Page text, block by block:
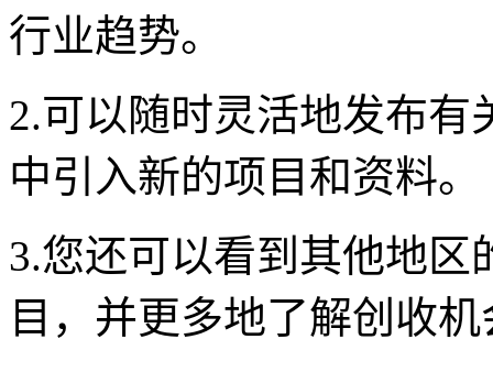
行业趋势。
2.可以随时灵活地发布
中引入新的项目和资料。
3.您还可以看到其他地区
目，并更多地了解创收机